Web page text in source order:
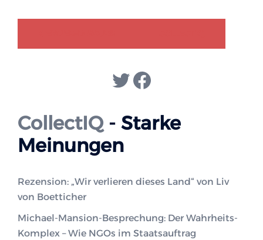
Twitter
Facebook
CollectIQ- Starke
Meinungen
Rezension: „Wir verlieren dieses Land“ von Liv
von Boetticher
Michael-Mansion-Besprechung: Der Wahrheits-
Komplex – Wie NGOs im Staatsauftrag